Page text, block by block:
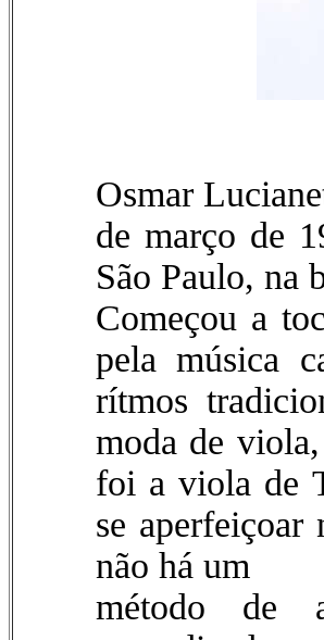
Osmar
de março de
São Paulo, na
Começou a
pela música
rítmos
moda de
foi a viola de
se aperfeiçoar
não há um
método de